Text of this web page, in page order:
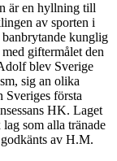
är en hyllning till
av sporten i
banbrytande kunglig
giftermålet den
blev Sverige
sig an olika
Sveriges första
HK. Laget
som alla tränade
av H.M.